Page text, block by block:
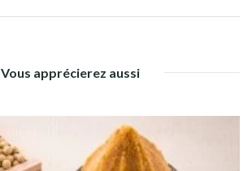
Vous apprécierez aussi